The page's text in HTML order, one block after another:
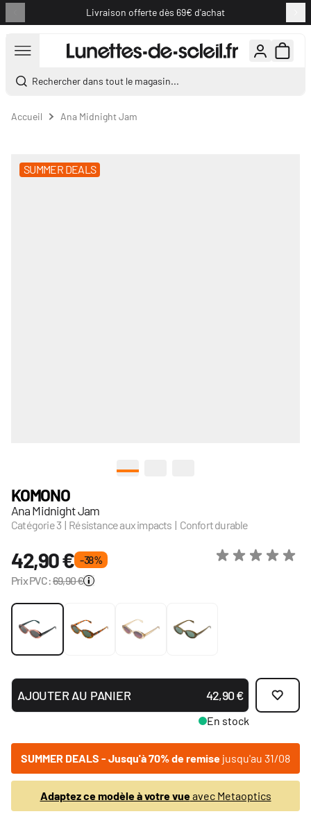
Livraison offerte dès 69€ d'achat
Rechercher dans tout le magasin...
Accueil Ana Midnight Jam
SUMMER DEALS
KOMONO
Ana Midnight Jam
Catégorie 3 | Résistance aux impacts | Confort durable
42,90 € - 38 %
Prix PVC:69,90 €
AJOUTER AU PANIER 42,90 €
En stock
SUMMER DEALS - Jusqu'à 70% de remise jusqu'au 31/08
Adaptez ce modèle à votre vueavec Metaoptics